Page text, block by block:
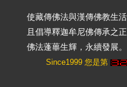
使藏傳佛法與漢傳佛教生
且倡導釋迦牟尼佛傳承之
佛法蓬蓽生輝，永續發展。
Since1999 您是第